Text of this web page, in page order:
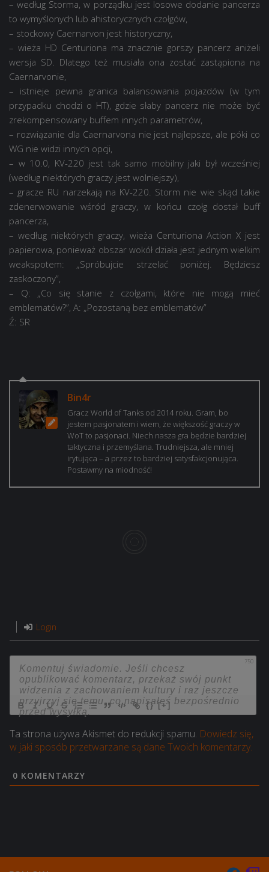
– według Storma, w porządku jest losowe dodanie pancerza
to wymyślonych lub ahistorycznych czołgów,
– stockowy Caernarvon jest historyczny,
– wieża HD Centuriona ma znacznie gorszy pancerz aniżeli
wersja SD. Dlatego też musiała ona zostać zastąpiona na
Caernarvonie,
– istnieje pewna granica balansowania pojazdów (w tym
przypadku chodzi o HT), gdzie słaby pancerz nie może być
zrekompensowany buffem innych parametrów,
– rozwiązanie dla Caernarvona nie jest najlepsze, ale póki co
WG nie widzi innych opcji,
– w 10.0, KV-220 jest tak samo mobilny jaki był wcześniej
(według niektórych graczy jest wolniejszy),
– gracze RU narzekają na KV-220. Storm nie wie skąd takie
zdenerwowanie wśród graczy, w końcu czołg dostał buff
pancerza,
– według niektórych graczy, wieża Centuriona Action X jest
papierowa, ponieważ obszar wokół działa jest jednym wielkim
weakspotem: „Spróbujcie strzelać poniżej. Będziesz
zaskoczony”,
– Q: „Co się stanie z czołgami, które nie mogą mieć
emblematów?”, A: „Pozostaną bez emblematów”
Ź: SR
Bin4r
Gracz World of Tanks od 2014 roku. Gram, bo
jestem pasjonatem i wiem, że większość graczy w
WoT to pasjonaci. Niech nasza gra będzie bardziej
taktyczna i przemyślana. Trudniejsza, ale mniej
irytująca – a przez to bardziej satysfakcjonująca.
Postawmy na miodność!
Login
750
{} [+]
Ta strona używa Akismet do redukcji spamu. Dowiedz się,
w jaki sposób przetwarzane są dane Twoich komentarzy.
0 KOMENTARZY